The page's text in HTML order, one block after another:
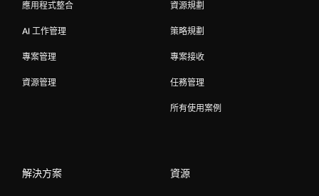
應用程式整合
AI 工作管理
專案管理
資源管理
資源規劃
策略規劃
專案接收
任務管理
所有使用案例
解決方案 資源